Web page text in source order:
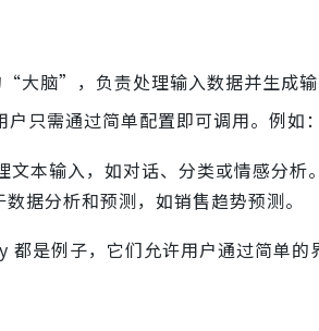
大脑”，负责处理输入数据并生成
只需通过简单配置即可调用。例如：
文本输入，如对话、分类或情感分析。
数据分析和预测，如销售趋势预测。
是例子，它们允许用户通过简单的